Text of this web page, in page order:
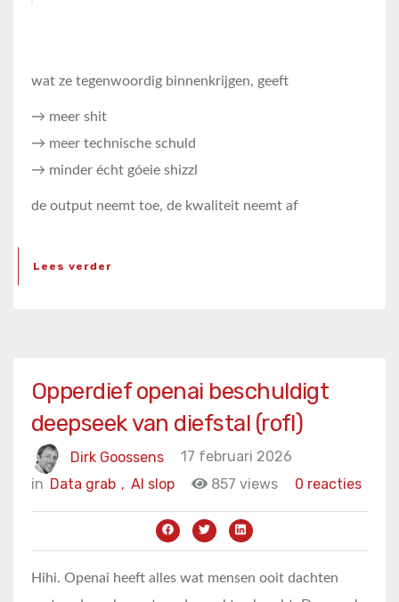
wat ze tegenwoordig binnenkrijgen, geeft
→ meer shit
→ meer technische schuld
→ minder écht góeie shizzl
de output neemt toe, de kwaliteit neemt af
Lees verder
Opperdief openai beschuldigt
deepseek van diefstal (rofl)
Dirk Goossens
17 februari 2026
in
AI slop
Data grab , 857 views 0 reacties
Hihi. Openai heeft alles wat mensen ooit dachten